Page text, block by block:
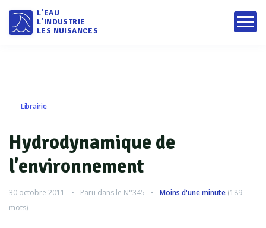
L'EAU
L'INDUSTRIE
LES NUISANCES
Librairie
Hydrodynamique de
l'environnement
30 octobre 2011 Paru dans le N°345 Moins d'une minute (189
mots)